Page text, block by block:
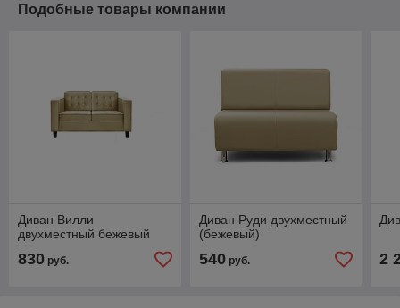
Подобные товары компании
Диван Вилли
двухместный бежевый
830 руб.
Диван Руди двухместный
(бежевый)
540руб. 2